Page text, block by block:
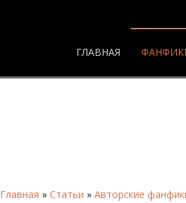
ГЛАВНАЯ
Главная » Статьи » Авторские